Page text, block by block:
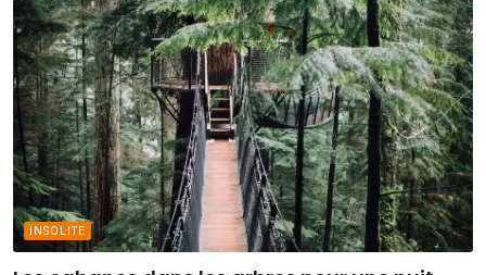
INSOLITE